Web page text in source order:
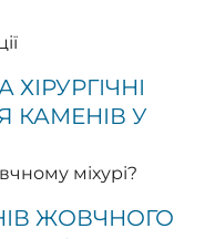
КАМЕНІВ У
міхурі?
ЖОВЧНОГО